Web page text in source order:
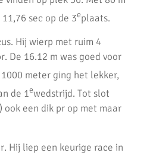
de finale van de crosscompetitie
GeZZinsloop Uithoorns
AKU
geweldig
sec op de 3eplaats.
Hij wierp met ruim 4
De 16.12 m was goed voor
meter ging het lekker,
de 1ewedstrijd. Tot slot
ook een dik pr op met maar
Hij liep een keurige race in